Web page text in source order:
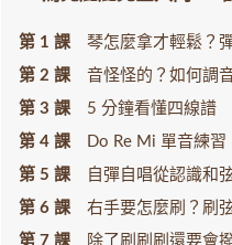
第 1 課 琴怎麼拿才輕鬆？
第 2 課 音怪怪的？如何調
第 3 課 5 分鐘看懂四線譜
第 4 課 Do Re Mi 單音練習
第 5 課 自彈自唱從認識和
第 6 課 右手要怎麼刷？刷
第 7 課 除了刷刷刷還要會